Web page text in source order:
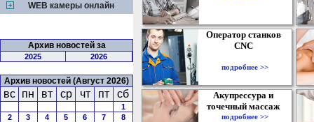
WEB камеры онлайн
Архив новостей за
2025 2026
Архив новостей (Август 2026)
вс пн вт ср чт пт сб
1
2
3 4 5 6 7
8
Оператор станков
CNC
подробнее >>
Акупрессура и
точечный массаж
подробнее >>